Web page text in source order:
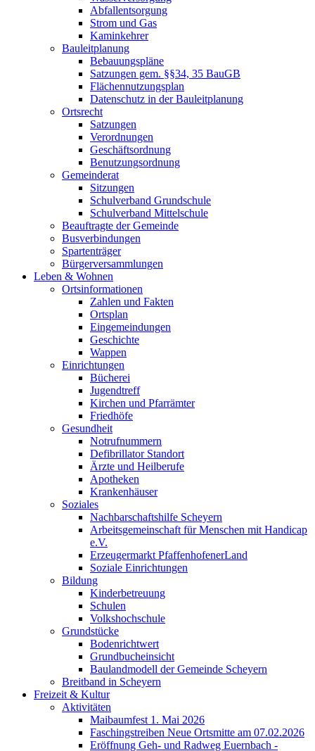
Abfallentsorgung
Strom und Gas
Kaminkehrer
Bauleitplanung
Bebauungspläne
Satzungen gem. §§34, 35 BauGB
Flächennutzungsplan
Datenschutz in der Bauleitplanung
Ortsrecht
Satzungen
Verordnungen
Geschäftsordnung
Benutzungsordnung
Gemeinderat
Sitzungen
Schulverband Grundschule
Schulverband Mittelschule
Beauftragte der Gemeinde
Busverbindungen
Spartenträger
Bürgerversammlungen
Leben & Wohnen
Ortsinformationen
Zahlen und Fakten
Ortsplan
Eingemeindungen
Geschichte
Wappen
Einrichtungen
Bücherei
Jugendtreff
Kirchen und Pfarrämter
Friedhöfe
Gesundheit
Notrufnummern
Defibrillator Standort
Ärzte und Heilberufe
Apotheken
Krankenhäuser
Soziales
Nachbarschaftshilfe Scheyern
Arbeitsgemeinschaft für Menschen mit Handicap
e.V.
Erzeugermarkt PfaffenhofenerLand
Soziale Einrichtungen
Bildung
Kinderbetreuung
Schulen
Volkshochschule
Grundstücke
Bodenrichtwert
Grundbucheinsicht
Baulandmodell der Gemeinde Scheyern
Breitband in Scheyern
Freizeit & Kultur
Aktivitäten
Maibaumfest 1. Mai 2026
Faschingstreiben Neue Ortsmitte am 07.02.2026
Eröffnung Geh- und Radweg Euernbach -